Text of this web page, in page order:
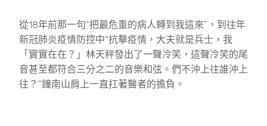
從18年前那一句“把最危重的病人轉到我這來”，到往年
新冠肺炎疫情防控中“抗擊疫情，大夫就是兵士，我
「實實在在？」林天秤發出了一聲冷笑，這聲冷笑的尾
音甚至都符合三分之二的音樂和弦。們不沖上往誰沖上
往？”鐘南山肩上一直扛著醫者的擔負。